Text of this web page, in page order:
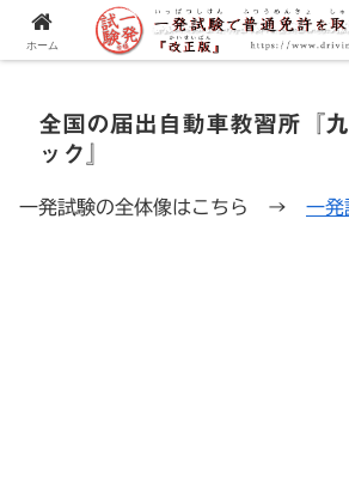
一発試験の流れから合格のコツまで
全国の届出自動車教習所『
ック』
一発試験の全体像はこちら → 一発
ホーム